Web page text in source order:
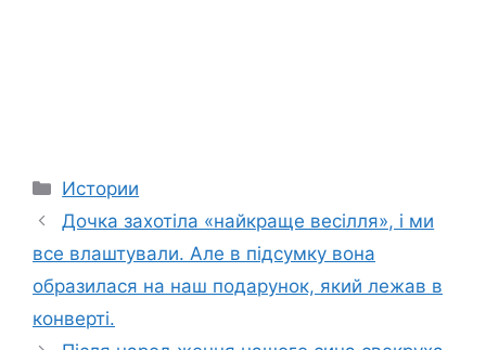
Categories
Истории
Дочка захотіла «найкраще весілля», і ми
все влаштували. Але в підсумку вона
образилася на наш подарунок, який лежав в
конверті.